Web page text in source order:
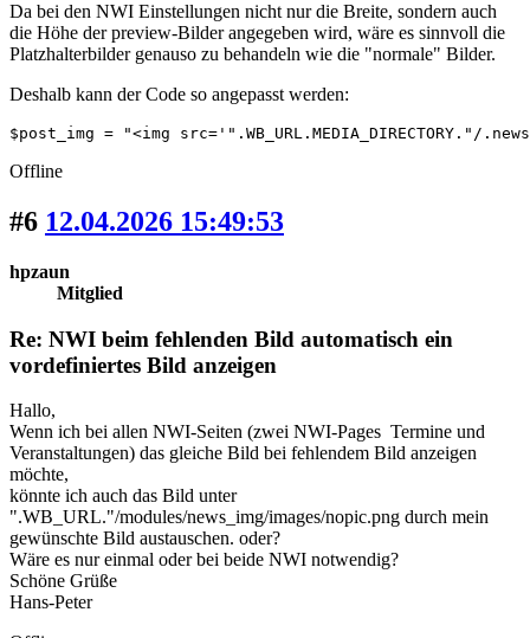
Da bei den NWI Einstellungen nicht nur die Breite, sondern auch
die Höhe der preview-Bilder angegeben wird, wäre es sinnvoll die
Platzhalterbilder genauso zu behandeln wie die "normale" Bilder.
Deshalb kann der Code so angepasst werden:
$post_img = "<img
Offline
#6 12.04.2026 15:49:53
hpzaun
Mitglied
Re: NWI beim fehlenden Bild automatisch ein
vordefiniertes Bild anzeigen
Hallo,
Wenn ich bei allen NWI-Seiten (zwei NWI-Pages Termine und
Veranstaltungen) das gleiche Bild bei fehlendem Bild anzeigen
möchte,
könnte ich auch das Bild unter
".WB_URL."/modules/news_img/images/nopic.png durch mein
gewünschte Bild austauschen. oder?
Wäre es nur einmal oder bei beide NWI notwendig?
Schöne Grüße
Hans-Peter